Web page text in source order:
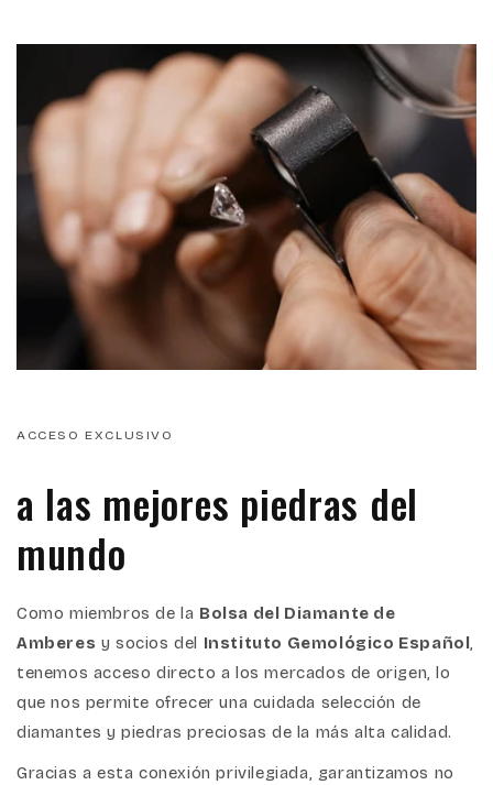
ACCESO EXCLUSIVO
a las mejores piedras del
mundo
Como miembros de la Bolsa del Diamante de
Amberes y socios del Instituto Gemológico Español,
tenemos acceso directo a los mercados de origen, lo
que nos permite ofrecer una cuidada selección de
diamantes y piedras preciosas de la más alta calidad.
Gracias a esta conexión privilegiada, garantizamos no